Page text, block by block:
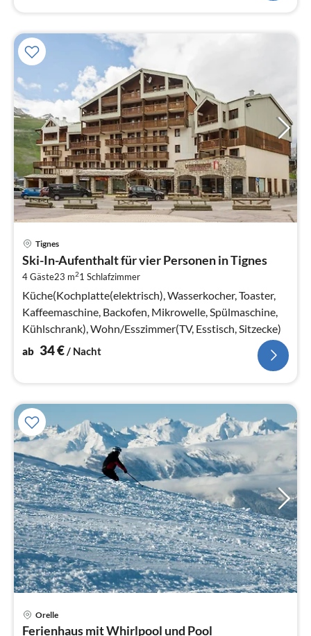
Tignes
Ski-In-Aufenthalt für vier Personen in Tignes
4 Gäste23 m21 Schlafzimmer
Küche(Kochplatte(elektrisch), Wasserkocher, Toaster,
Kaffeemaschine, Backofen, Mikrowelle, Spülmaschine,
Kühlschrank), Wohn/Esszimmer(TV, Esstisch, Sitzecke)
ab 34€/ Nacht
Orelle
Ferienhaus mit Whirlpool und Pool